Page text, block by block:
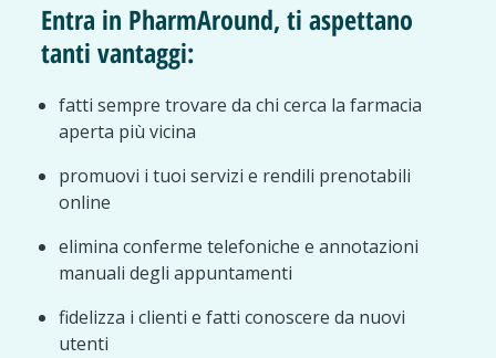
Entra in PharmAround, ti aspettano
tanti vantaggi:
fatti sempre trovare da chi cerca la farmacia
aperta più vicina
promuovi i tuoi servizi e rendili prenotabili
online
elimina conferme telefoniche e annotazioni
manuali degli appuntamenti
fidelizza i clienti e fatti conoscere da nuovi
utenti